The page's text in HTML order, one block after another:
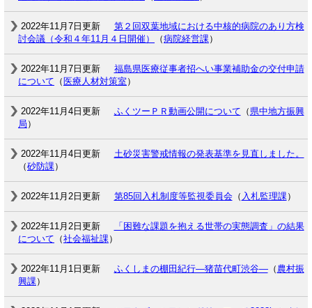
2022年11月7日更新
第２回双葉地域における中核的病院のあり方検
討会議（令和４年11月４日開催）
（病院経営課）
2022年11月7日更新
福島県医療従事者招へい事業補助金の交付申請
について （ 医療人材対策室 ）
2022年11月4日更新 ふくツーＰＲ動画公開について （ 県中地方振興
局 ）
2022年11月4日更新
土砂災害警戒情報の発表基準を見直しました。
（砂防課）
2022年11月2日更新 第85回入札制度等監視委員会 （ 入札監理課）
2022年11月2日更新
「困難な課題を抱える世帯の実態調査」の結果
について （社会福祉課）
2022年11月1日更新 ふくしまの棚田紀行―猪苗代町渋谷―（ 農村振
興課）